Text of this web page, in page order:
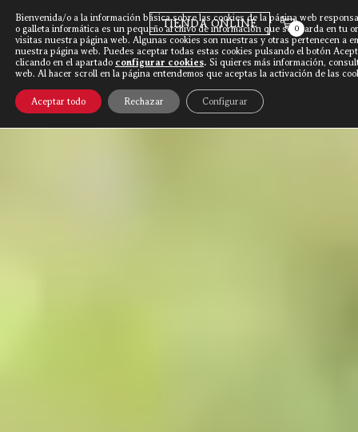
TIENDA ONLINE 0
Discarlux»Fisterra | Apariciones en
prensa
Bienvenida/o a la información básica sobre las cookies de la página web
o galleta informática es un pequeño archivo de información que se guarda en tu
visitas nuestra página web. Algunas cookies son nuestras y otras pertenecen a
nuestra página web. Puedes aceptar todas estas cookies pulsando el botón
clicando en el apartado configurar cookies. Si quieres más información,
web. Al hacer scroll en la página entendemos que aceptas la activación de las
Aceptar todo Rechazar Configurar